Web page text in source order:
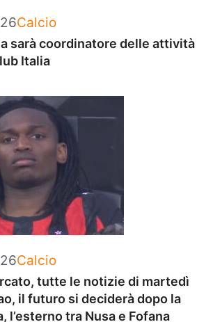
Categorie
Calcio
sarà coordinatore delle attività
Italia
Categorie
Calcio
tutte le notizie di martedì
il futuro si deciderà dopo la
l’esterno tra Nusa e Fofana